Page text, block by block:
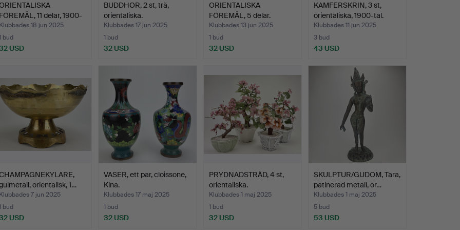
11 delar, 1900-
18 jun 2025
bud
USD
BUDDHOR, 2 st, trä,
orientaliska.
Klubbades 17 jun 2025
1 bud
32 USD
ORIENTALISKA
FÖREMÅL, 5 delar.
Klubbades 13 jun 2025
1 bud
32 USD
KAMFERSKRIN, 3 st,
orientaliska, 1900-tal.
Klubbades 11 jun 2025
3 bud
43 USD
orientalisk, 1…
7 jun 2025
bud
USD
VASER, ett par, cloissone,
Kina.
Klubbades 17 maj 2025
1 bud
32 USD
PRYDNADSTRÄD, 4 st,
orientaliska.
Klubbades 1 maj 2025
1 bud
32 USD
SKULPTUR/GUDOM, Tara,
patinerad metall, or…
Klubbades 1 maj 2025
5 bud
53 USD